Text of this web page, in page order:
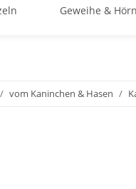
Geweihe &
vom Kaninchen & Hasen